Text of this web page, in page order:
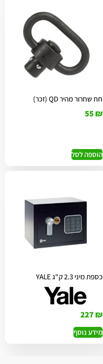
חח שחרור מהיר QD (זכר)
55₪
הוספה לסל
כספת מיני 2.3 ק"ג YALE
227₪
מידע נוסף